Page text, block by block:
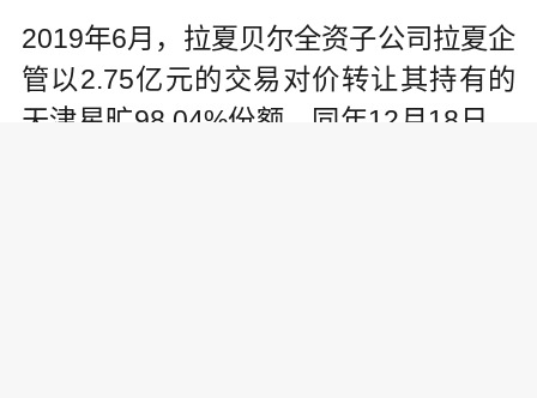
2019年6月，拉夏贝尔全资子公司拉夏企
管以2.75亿元的交易对价转让其持有的
天津星旷98.04%份额。同年12月18日，